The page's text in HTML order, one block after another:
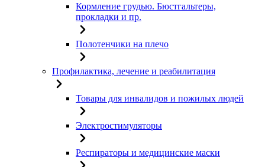
Кормление грудью. Бюстгальтеры,
прокладки и пр.
Полотенчики на плечо
Профилактика, лечение и реабилитация
Товары для инвалидов и пожилых людей
Электростимуляторы
Респираторы и медицинские маски